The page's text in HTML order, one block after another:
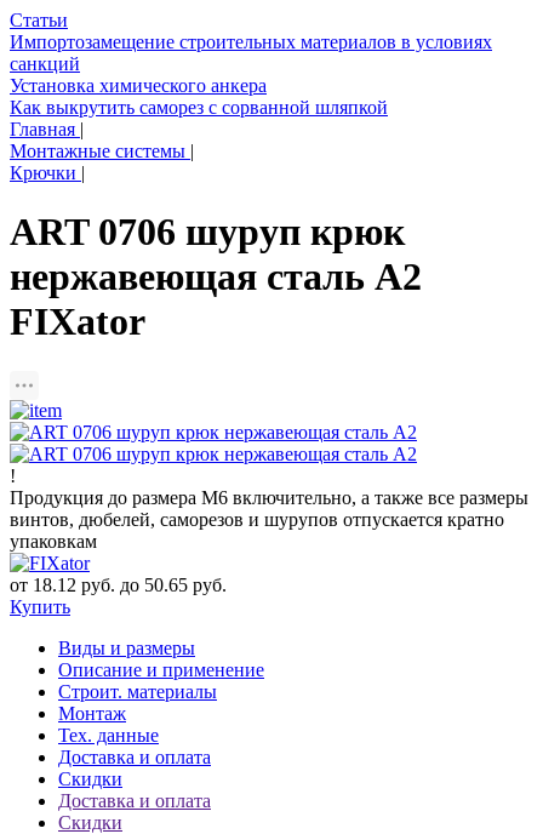
Статьи
Импортозамещение строительных материалов в условиях
санкций
Установка химического анкера
Как выкрутить саморез с сорванной шляпкой
Главная |
Монтажные системы |
Крючки |
ART 0706 шуруп крюк
нержавеющая сталь A2
FIXator
!
Продукция до размера М6 включительно, а также все размеры
винтов, дюбелей, саморезов и шурупов отпускается кратно
упаковкам
от 18.12 руб. до 50.65 руб.
Купить
Виды и размеры
Описание и применение
Строит. материалы
Монтаж
Тех. данные
Доставка и оплата
Скидки
Доставка и оплата
Скидки